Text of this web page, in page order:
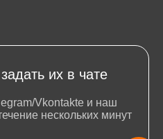
их в чате
Vkontakte и наш
нескольких минут